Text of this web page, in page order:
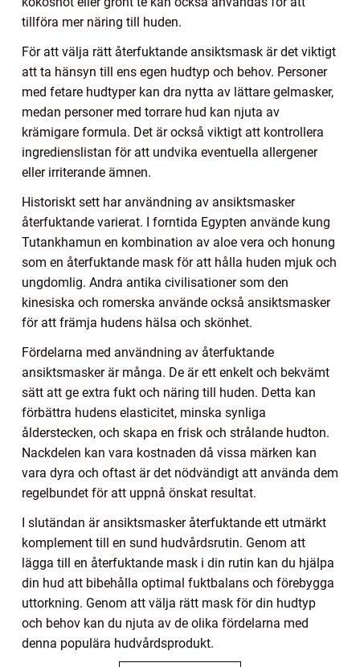
tillföra mer näring till huden.
För att välja rätt återfuktande ansiktsmask är det viktigt
att ta hänsyn till ens egen hudtyp och behov. Personer
med fetare hudtyper kan dra nytta av lättare gelmasker,
medan personer med torrare hud kan njuta av
krämigare formula. Det är också viktigt att kontrollera
ingredienslistan för att undvika eventuella allergener
eller irriterande ämnen.
Historiskt sett har användning av ansiktsmasker
återfuktande varierat. I forntida Egypten använde kung
Tutankhamun en kombination av aloe vera och honung
som en återfuktande mask för att hålla huden mjuk och
ungdomlig. Andra antika civilisationer som den
kinesiska och romerska använde också ansiktsmasker
för att främja hudens hälsa och skönhet.
Fördelarna med användning av återfuktande
ansiktsmasker är många. De är ett enkelt och bekvämt
sätt att ge extra fukt och näring till huden. Detta kan
förbättra hudens elasticitet, minska synliga
ålderstecken, och skapa en frisk och strålande hudton.
Nackdelen kan vara kostnaden då vissa märken kan
vara dyra och oftast är det nödvändigt att använda dem
regelbundet för att uppnå önskat resultat.
I slutändan är ansiktsmasker återfuktande ett utmärkt
komplement till en sund hudvårdsrutin. Genom att
lägga till en återfuktande mask i din rutin kan du hjälpa
din hud att bibehålla optimal fuktbalans och förebygga
uttorkning. Genom att välja rätt mask för din hudtyp
och behov kan du njuta av de olika fördelarna med
denna populära hudvårdsprodukt.